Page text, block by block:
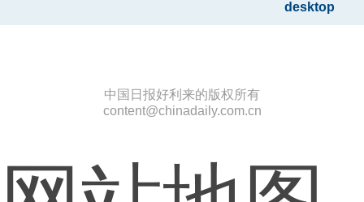
desktop
中国日报好利来的版权所有
content@chinadaily.com.cn